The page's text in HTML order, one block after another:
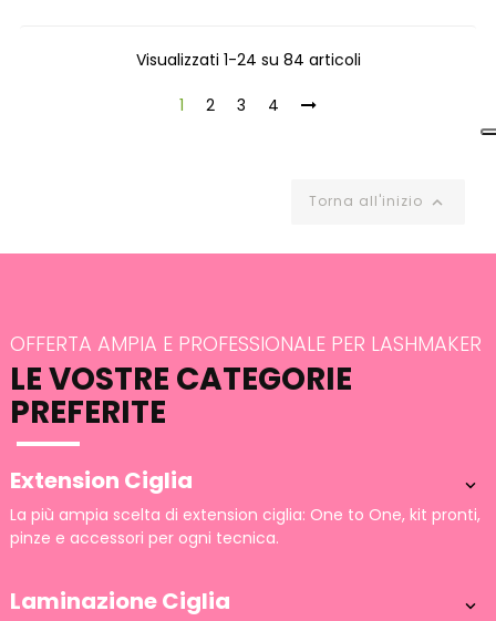
Visualizzati 1-24 su 84 articoli
1 2 3 4
Torna all'inizio 
OFFERTA AMPIA E PROFESSIONALE PER LASHMAKER
LE VOSTRE CATEGORIE
PREFERITE
Extension Ciglia 
La più ampia scelta di extension ciglia: One to One, kit pronti,
pinze e accessori per ogni tecnica.
Laminazione Ciglia 